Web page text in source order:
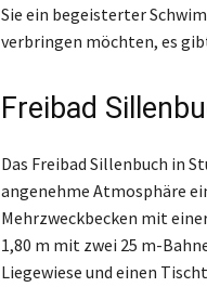
Sie ein begeisterter
verbringen möchten, es
Freibad
Das Freibad Sillenbuch in
angenehme Atmosphäre
Mehrzweckbecken mit
1,80 m mit zwei 25 m-
Liegewiese und einen